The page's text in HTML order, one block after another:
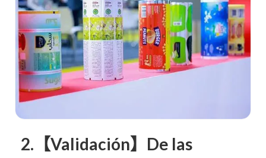
2.【Validación】De las